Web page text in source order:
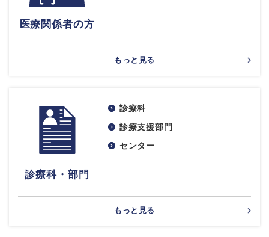
医療関係者の方
もっと見る
診療科・部門
診療科
診療支援部門
センター
もっと見る